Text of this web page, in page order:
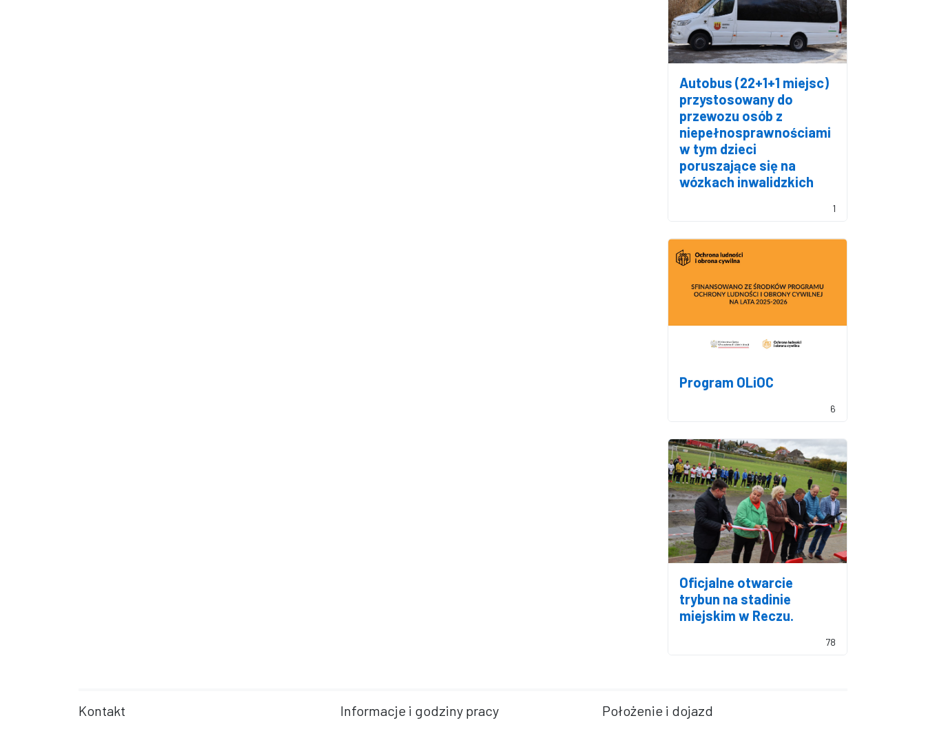
Autobus (22+1+1 miejsc)
przystosowany do
przewozu osób z
niepełnosprawnościami
w tym dzieci
poruszające się na
wózkach inwalidzkich
1
Program OLiOC
6
Oficjalne otwarcie
trybun na stadinie
miejskim w Reczu.
78
Kontakt Informacje i godziny pracy Położenie i dojazd